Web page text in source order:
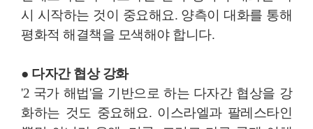
시 시작하는 것이 중요해요. 양측이 대화를 통해
평화적 해결책을 모색해야 합니다.
● 다자간 협상 강화
'2 국가 해법'을 기반으로 하는 다자간 협상을 강
화하는 것도 중요해요. 이스라엘과 팔레스타인